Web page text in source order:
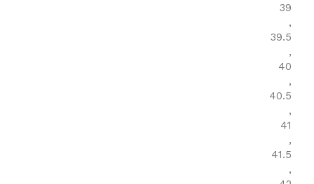
39
,
39.5
,
40
,
40.5
,
41
,
41.5
,